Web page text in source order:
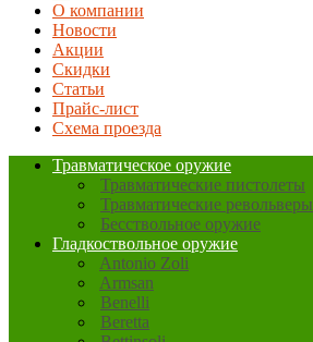
О компании
Новости
Акции
Скидки
Статьи
Прайс-лист
Схема проезда
Травматическое оружие
Травматические пистолеты
Травматические револьверы
Бесствольное оружие
Гладкоствольное оружие
Antonio Zoli
Armsan
Benelli
Beretta